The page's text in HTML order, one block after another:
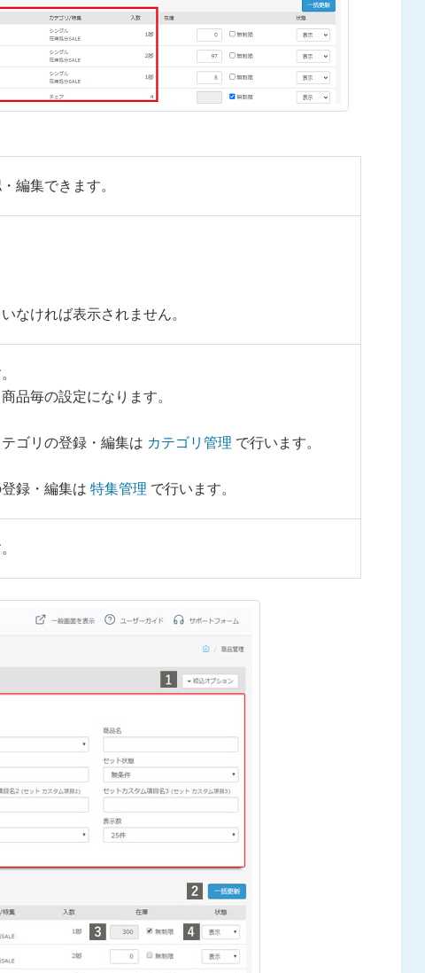
編集できます。
なければ表示されません。
品毎の設定になります。
ゴリの登録・編集は カテゴリ管理 で行います。
録・編集は 特集管理 で行います。